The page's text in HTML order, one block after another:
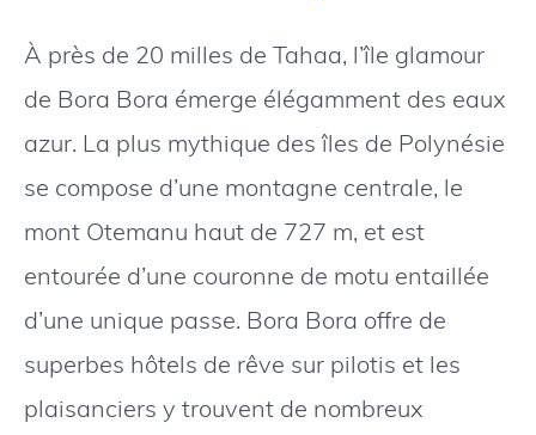
À près de 20 milles de Tahaa, l’île glamour
de Bora Bora émerge élégamment des eaux
azur. La plus mythique des îles de Polynésie
se compose d’une montagne centrale, le
mont Otemanu haut de 727 m, et est
entourée d’une couronne de motu entaillée
d’une unique passe. Bora Bora offre de
superbes hôtels de rêve sur pilotis et les
plaisanciers y trouvent de nombreux